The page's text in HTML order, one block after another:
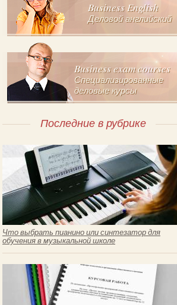
Business English
Деловой английский
Business exam courses
Специализированные
деловые курсы
Последние в рубрике
Что выбрать пианино или синтезатор для
обучения в музыкальной школе